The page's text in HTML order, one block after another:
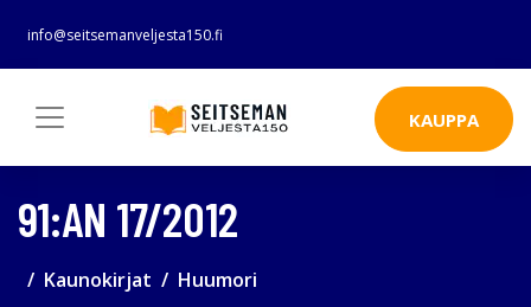
info@seitsemanveljesta150.fi
KAUPPA
91:AN 17/2012
Kaunokirjat Huumori